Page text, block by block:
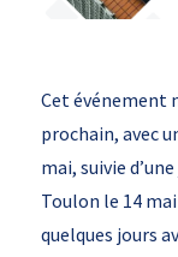
Cet événement
prochain, avec
mai, suivie
Toulon le 14
quelques jours